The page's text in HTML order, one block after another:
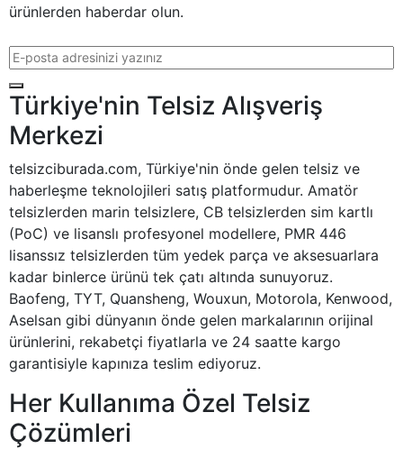
ürünlerden haberdar olun.
E-posta adresi
Türkiye'nin Telsiz Alışveriş
Merkezi
telsizciburada.com, Türkiye'nin önde gelen telsiz ve
haberleşme teknolojileri satış platformudur. Amatör
telsizlerden marin telsizlere, CB telsizlerden sim kartlı
(PoC) ve lisanslı profesyonel modellere, PMR 446
lisanssız telsizlerden tüm yedek parça ve aksesuarlara
kadar binlerce ürünü tek çatı altında sunuyoruz.
Baofeng, TYT, Quansheng, Wouxun, Motorola, Kenwood,
Aselsan gibi dünyanın önde gelen markalarının orijinal
ürünlerini, rekabetçi fiyatlarla ve 24 saatte kargo
garantisiyle kapınıza teslim ediyoruz.
Her Kullanıma Özel Telsiz
Çözümleri